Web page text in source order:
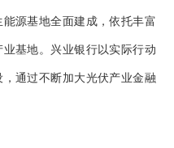
源基地全面建成，依托丰富
基地。兴业银行以实际行动
通过不断加大光伏产业金融